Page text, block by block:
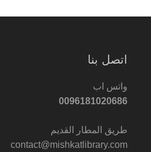
اتصل بنا
واتس اب
0096181020686
طريق المطار القديم
contact@mishkatlibrary.com